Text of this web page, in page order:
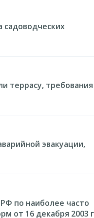
террасу, требования
эвакуации,
по наиболее часто
от 16 декабря 2003